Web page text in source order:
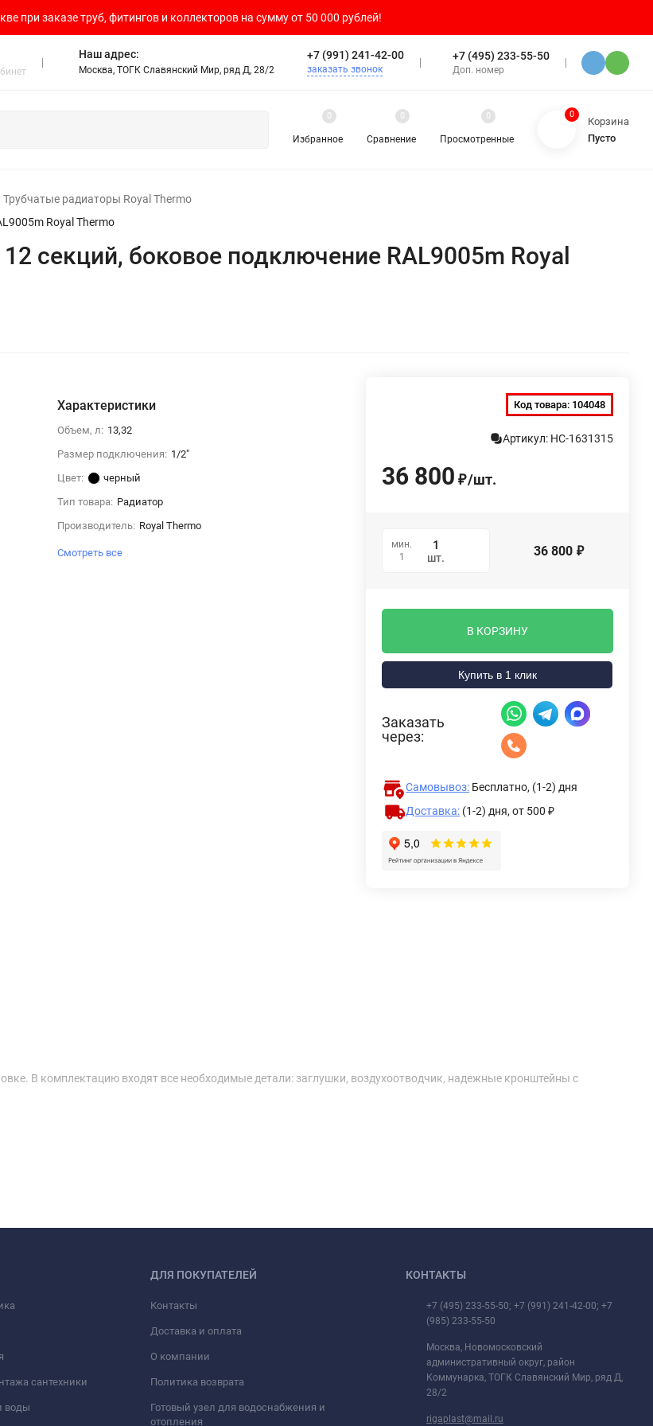
при заказе труб, фитингов и коллекторов на сумму от 50 000 рублей!
Наш адрес:
Москва, ТОГК Славянский Мир, ряд Д, 28/2
+7 (991) 241-42-00
заказать звонок
+7 (495) 233-55-50
Доп. номер
Избранное
0
Сравнение
0
Просмотренные
0 0
Корзина
Пусто
Трубчатые радиаторы Royal Thermo
Royal Thermo
секций, боковое подключение RAL9005m Royal
Характеристики
Объем, л: 13,32
Размер подключения: 1/2"
Цвет:
черный
Тип товара: Радиатор
Производитель: Royal Thermo
Смотреть все
Код товара: 104048
Артикул: НС-1631315
36 800 ₽/шт.
мин.
1
шт. 36 800 ₽
В КОРЗИНУ
Купить в 1 клик
Заказать
через:
Самовывоз: Бесплатно, (1-2) дня
Доставка: (1-2) дня,от 500 ₽
В комплектацию входят все необходимые детали: заглушки, воздухоотводчик, надежные кронштейны с
сантехники
воды
ДЛЯ ПОКУПАТЕЛЕЙ
Контакты
Доставка и оплата
О компании
Политика возврата
Готовый узел для водоснабжения и
отопления
КОНТАКТЫ
+7 (495) 233-55-50; +7 (991) 241-42-00; +7
(985) 233-55-50
Москва, Новомосковский
административный округ, район
Коммунарка, ТОГК Славянский Мир, ряд Д,
28/2
rigaplast@mail.ru